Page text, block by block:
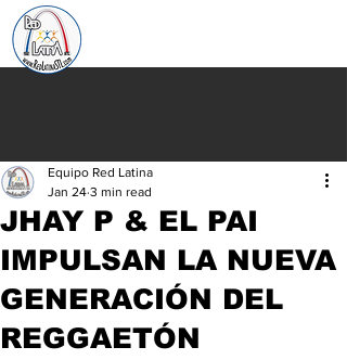
JHAY P & EL PAI
IMPULSAN LA NUEVA
GENERACIÓN DEL
REGGAETÓN
Equipo Red Latina
Jan 24 3 min read